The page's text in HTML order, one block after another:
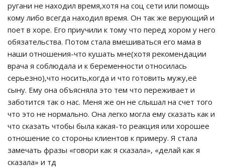
ругани не находил время,хотя на соц сети или помощь
кому либо всегда находил время. Он так же верующий и
поет в хоре. Его приучили к тому что перед хором у него
обязательства. Потом стала вмешиваться его мама в
наши отношения-что кушать мне(хотя рекомендации
врача я соблюдала и к беременности относилась
серьезно),что носить,когда и что готовить мужу,её
сыну. Ему она объясняла это тем что переживает и
заботится так о нас. Меня же он не слышал на счет того
что это не нормально. Она легко могла ему сказать как и
что сказать чтобы была какая-то реакция или хорошее
отношение со стороны клиентов к примеру. Я стала
замечать фразы «говори как я сказала», «делай как я
сказала» и тд